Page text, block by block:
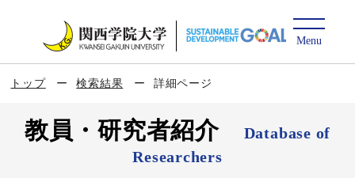
トップ 検索結果 詳細ページ
教員・研究者紹介
Database of
Researchers